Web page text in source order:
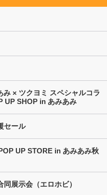
× ツクヨミ スペシャルコラ
UP SHOP in あみあみ
セール
UP STORE in あみあみ秋
展示会（エロホビ）